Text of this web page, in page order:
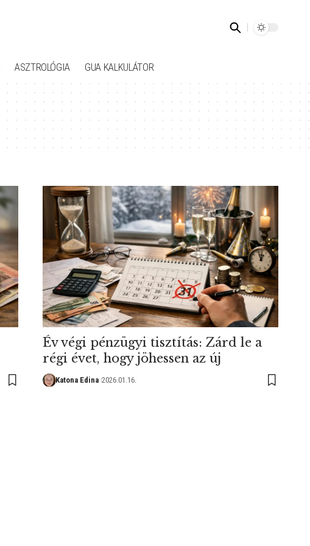
ASZTROLÓGIA GUA KALKULÁTOR
Év végi pénzügyi tisztítás: Zárd le a
régi évet, hogy jöhessen az új
Katona Edina 2026.01.16.